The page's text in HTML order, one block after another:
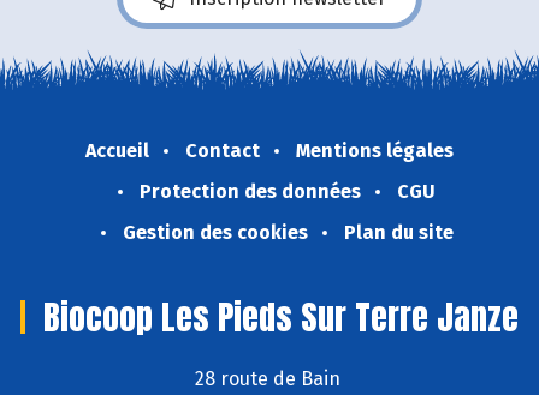
Accueil Contact
Mentions légales
Protection des données
CGU
Gestion des cookies
Plan du site
Biocoop Les Pieds Sur Terre Janze
28 route de Bain